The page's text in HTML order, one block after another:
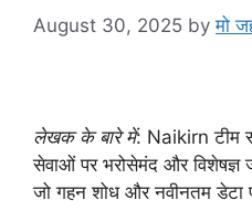
August 30, 2025 byमो
लेखक के बारे में: Naikirn टीम
सेवाओं पर भरोसेमंद और विशेषज्ञ
जो गहन शोध और नवीनतम डेटा